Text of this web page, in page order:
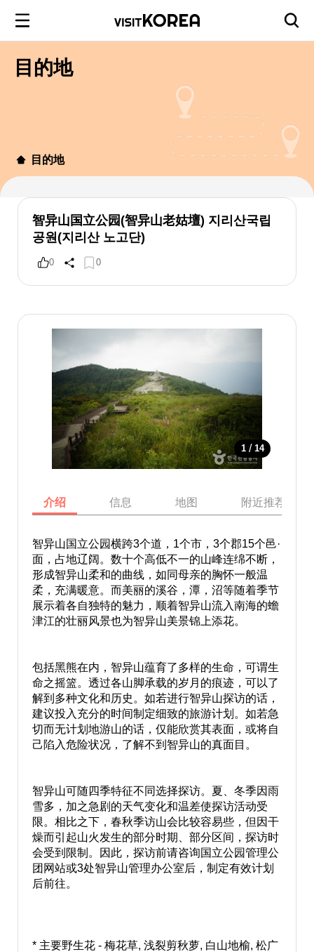
目的地
目的地
智异山国立公园(智异山老姑壇) 지리산국립
공원(지리산 노고단)
0 0
1 / 14
介绍 信息 地图 附近推荐景点
智异山国立公园横跨3个道，1个市，3个郡15个邑·
面，占地辽阔。数十个高低不一的山峰连绵不断，
形成智异山柔和的曲线，如同母亲的胸怀一般温
柔，充满暖意。而美丽的溪谷，潭，沼等随着季节
展示着各自独特的魅力，顺着智异山流入南海的蟾
津江的壮丽风景也为智异山美景锦上添花。
包括黑熊在内，智异山蕴育了多样的生命，可谓生
命之摇篮。透过各山脚承载的岁月的痕迹，可以了
解到多种文化和历史。如若进行智异山探访的话，
建议投入充分的时间制定细致的旅游计划。如若急
切而无计划地游山的话，仅能欣赏其表面，或将自
己陷入危险状况，了解不到智异山的真面目。
智异山可随四季特征不同选择探访。夏、冬季因雨
雪多，加之急剧的天气变化和温差使探访活动受
限。相比之下，春秋季访山会比较容易些，但因干
燥而引起山火发生的部分时期、部分区间，探访时
会受到限制。因此，探访前请咨询国立公园管理公
团网站或3处智异山管理办公室后，制定有效计划
后前往。
* 主要野生花 - 梅花草, 浅裂剪秋萝, 白山地榆, 松广